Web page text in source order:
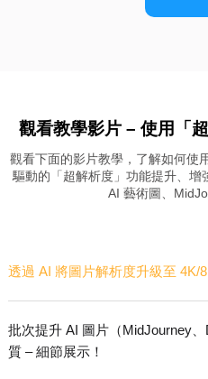
觀看教學影片 – 使用「
觀看下面的影片教學，了解如何使
驅動的「超解析度」功能提升、增
AI 藝術圖、
透過 AI 將圖片解析度升級至 4K/
批次提升 AI 圖片（MidJourney
質 – 細節展示！